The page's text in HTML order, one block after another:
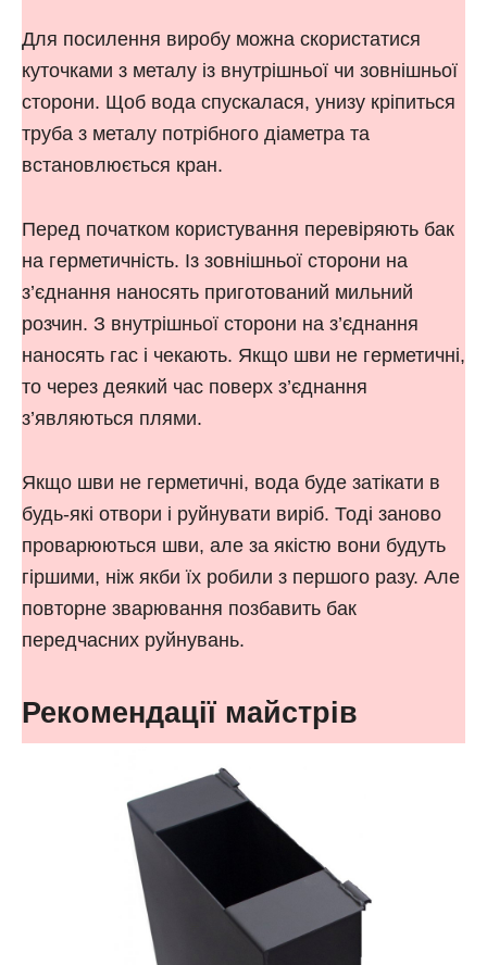
Для посилення виробу можна скористатися
куточками з металу із внутрішньої чи зовнішньої
сторони. Щоб вода спускалася, унизу кріпиться
труба з металу потрібного діаметра та
встановлюється кран.
Перед початком користування перевіряють бак
на герметичність. Із зовнішньої сторони на
з’єднання наносять приготований мильний
розчин. З внутрішньої сторони на з’єднання
наносять гас і чекають. Якщо шви не герметичні,
то через деякий час поверх з’єднання
з’являються плями.
Якщо шви не герметичні, вода буде затікати в
будь-які отвори і руйнувати виріб. Тоді заново
проварюються шви, але за якістю вони будуть
гіршими, ніж якби їх робили з першого разу. Але
повторне зварювання позбавить бак
передчасних руйнувань.
Рекомендації майстрів